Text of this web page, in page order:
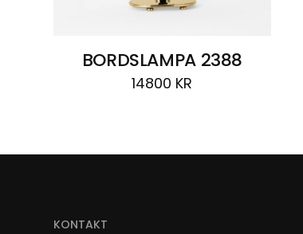
BORDSLAMPA 2388
14800 KR
KONTAKT